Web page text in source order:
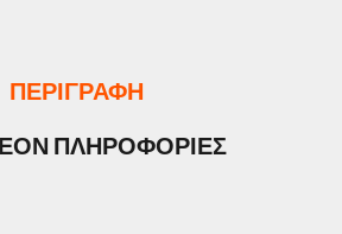
ΠΕΡΙΓΡΑΦΉ
ΠΛΗΡΟΦΟΡΊΕΣ